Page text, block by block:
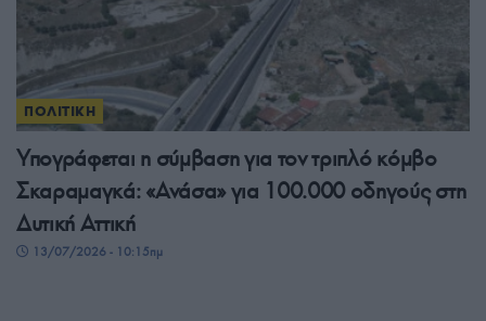
ΠΟΛΙΤΙΚΗ
Υπογράφεται η σύμβαση για τον τριπλό κόμβο
Σκαραμαγκά: «Ανάσα» για 100.000 οδηγούς στη
Δυτική Αττική
13/07/2026 - 10:15πμ